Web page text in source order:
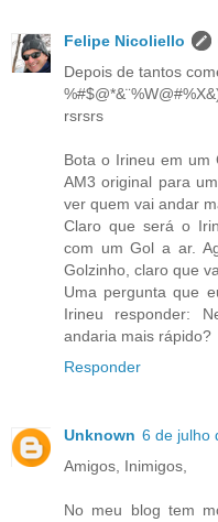
Felipe Nicoliello
Depois de tantos
rsrsrs
Bota o Irineu em um
AM3 original para
ver quem vai andar
Claro que será o
com um Gol a ar.
Golzinho, claro que
Uma pergunta que
Irineu responder:
andaria mais rápido?
Responder
Unknown 6 de julho
Amigos, Inimigos,
No meu blog tem